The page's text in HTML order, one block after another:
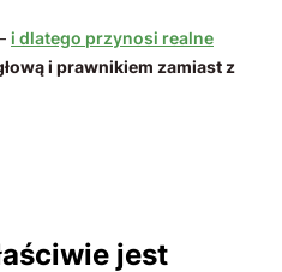
i dlatego przynosi realne
i prawnikiem zamiast z